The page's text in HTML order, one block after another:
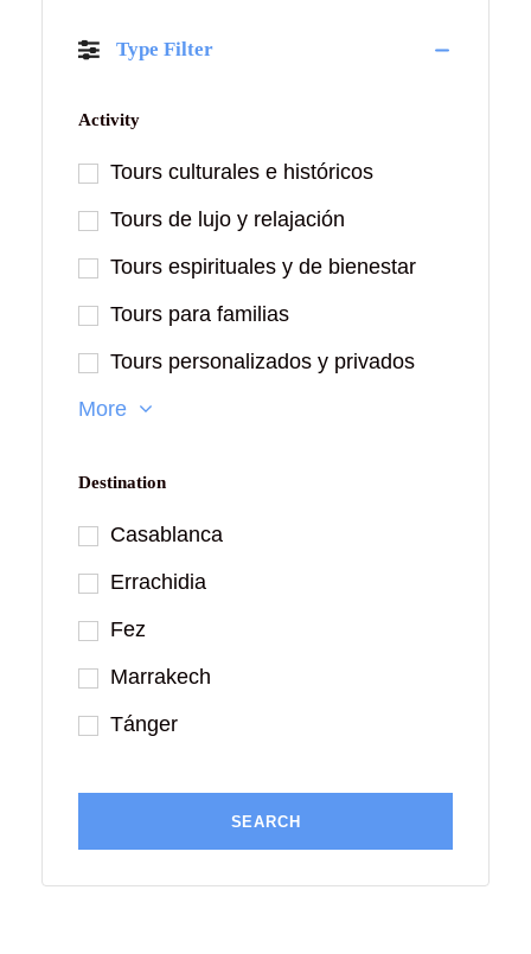
Type Filter
Activity
Tours culturales e históricos
Tours de lujo y relajación
Tours espirituales y de bienestar
Tours para familias
Tours personalizados y privados
More
Destination
Casablanca
Errachidia
Fez
Marrakech
Tánger